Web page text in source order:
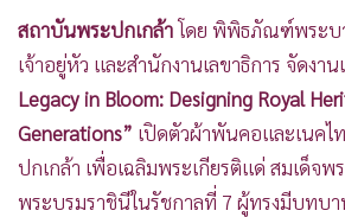
การเมือง
ท่องเที่ยว
•
กีฬา
• ต่างประเทศ
• Special Scoop
• เศรษฐกิจ-ธุรกิจ
สถาบันพระปกเกล้าโดย พิพิธภัณฑ์พระบ
เจ้าอยู่หัว และสำนักงานเลขาธิการ จัดงา
Legacy in Bloom: Designing Royal
Generations” เปิดตัวผ้าพันคอและเนคไ
ปกเกล้า เพื่อเฉลิมพระเกียรติแด่ สมเด็จพ
พระบรมราชินีในรัชกาลที่ 7 ผู้ทรงมีบทบ